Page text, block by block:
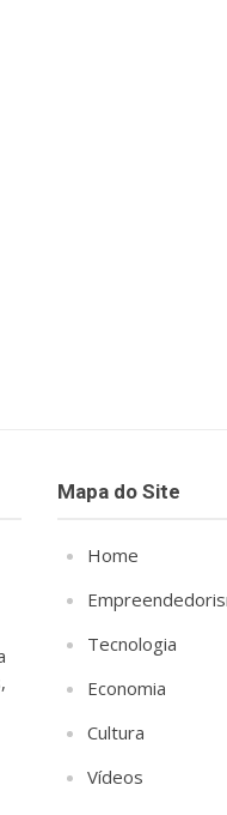
Mapa do Site
Home
Tecnologia
Economia
Cultura
Vídeos